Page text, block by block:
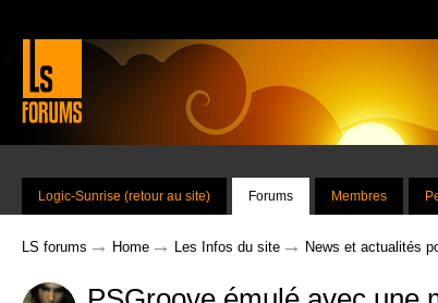
Logic-Sunrise (retour au site) Forums Membres
LS forums → Home → Les Infos du site → News et actualités